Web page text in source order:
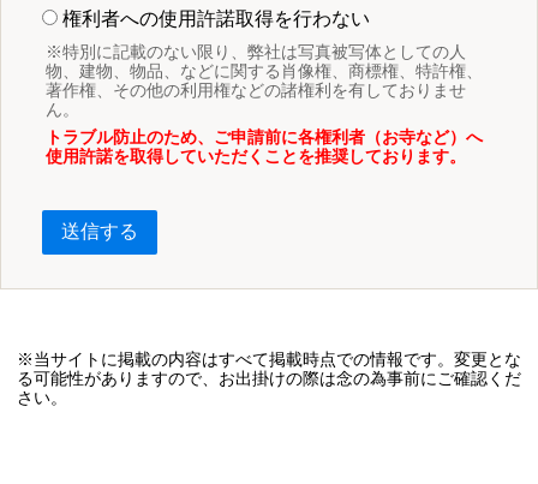
権利者への使用許諾取得を行わない
※特別に記載のない限り、弊社は写真被写体としての人
物、建物、物品、などに関する肖像権、商標権、特許権、
著作権、その他の利用権などの諸権利を有しておりませ
ん。
トラブル防止のため、ご申請前に各権利者（お寺など）へ
使用許諾を取得していただくことを推奨しております。
送信する
※当サイトに掲載の内容はすべて掲載時点での情報です。変更とな
る可能性がありますので、お出掛けの際は念の為事前にご確認くだ
さい。